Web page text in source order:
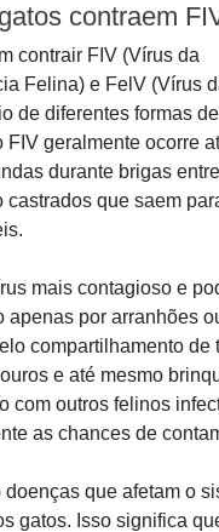
contraem
contrair FIV (Vírus da
Felina) e FelV (Vírus
de diferentes formas
FIV geralmente ocorre
durante brigas
castrados que saem
mais contagioso e
apenas por arranhões
compartilhamento de
e até mesmo
com outros felinos
as chances de
doenças que afetam o
gatos. Isso significa